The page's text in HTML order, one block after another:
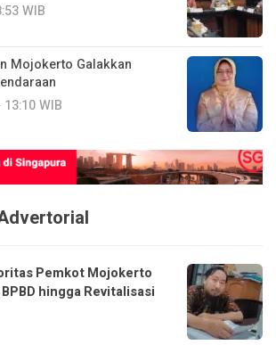
WIB
Mojokerto Galakkan
WIB
Pemkot Mojokerto
hingga Revitalisasi